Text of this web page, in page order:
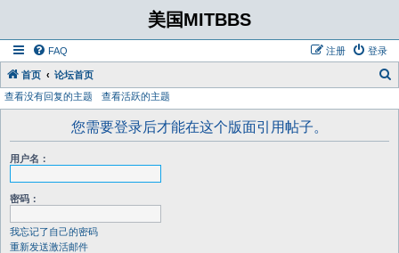
美国MITBBS
FAQ 登录
注册
首页 论坛首页
查看没有回复的主题 查看活跃的主题
您需要登录后才能在这个版面引用帖子。
用户名：
密码：
我忘记了自己的密码
重新发送激活邮件